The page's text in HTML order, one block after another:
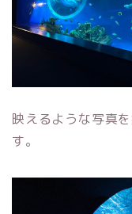
映えるような写真
す。